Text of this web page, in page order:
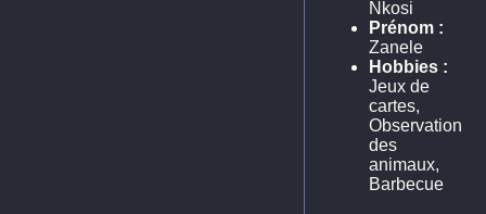
Nkosi
Prénom :
Zanele
Hobbies :
Jeux de
cartes,
Observation
des
animaux,
Barbecue